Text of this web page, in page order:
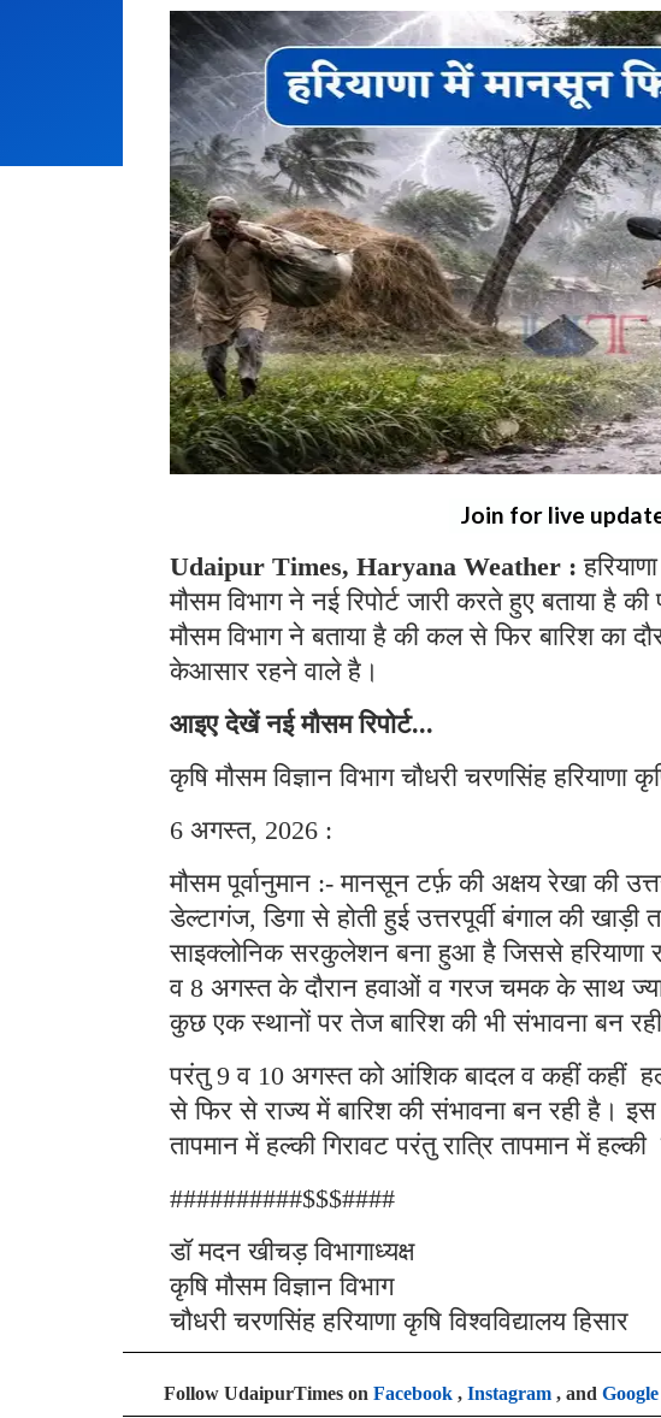
Join for live
Udaipur Times, Haryana Weather :
मौसम विभाग ने नई रिपोर्ट जारी करते हुए बताया है
मौसम विभाग ने बताया है की कल से फिर बारिश का
केआसार रहने वाले है।
आइए देखें नई मौसम रिपोर्ट...
कृषि मौसम विज्ञान विभाग चौधरी चरणसिंह हरियाणा
6 अगस्त, 2026 :
मौसम पूर्वानुमान :- मानसून टर्फ़ की अक्षय रेखा की
डेल्टागंज, डिगा से होती हुई उत्तरपूर्वी बंगाल की
साइक्लोनिक सरकुलेशन बना हुआ है जिससे हरियाणा
व 8 अगस्त के दौरान हवाओं व गरज चमक के साथ
कुछ एक स्थानों पर तेज बारिश की भी संभावना बन
परंतु 9 व 10 अगस्त को आंशिक बादल व कहीं कहीं
से फिर से राज्य में बारिश की संभावना बन रही है।
तापमान में हल्की गिरावट परंतु रात्रि तापमान में
##########$$$####
डॉ मदन खीचड़ विभागाध्यक्ष
कृषि मौसम विज्ञान विभाग
चौधरी चरणसिंह हरियाणा कृषि विश्वविद्यालय हिसार
Follow UdaipurTimes on Facebook , Instagram , and